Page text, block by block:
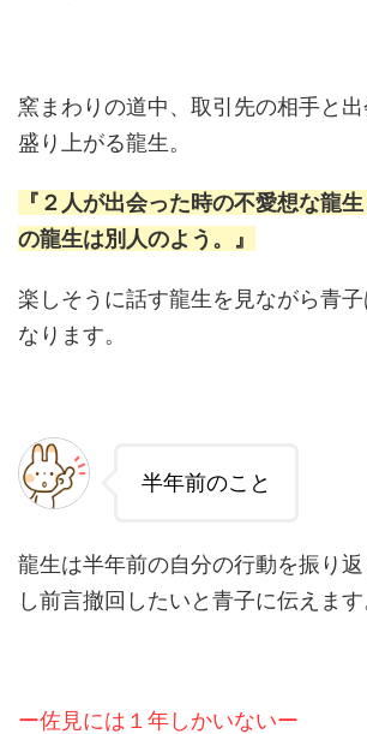
窯まわりの道中、取引先の相手と
盛り上がる龍生。
『２人が出会った時の不愛想な龍
の龍生は別人のよう。』
楽しそうに話す龍生を見ながら青
なります。
半年前のこと
龍生は半年前の自分の行動を振り
し前言撤回したいと青子に伝えます
ー佐見には１年しかいないー